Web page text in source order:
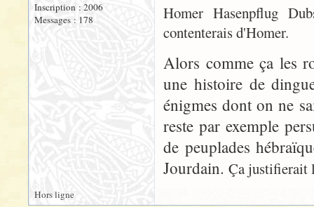
Inscription : 2006
Messages : 178
Homer Hasenpflug
contenterais d'Homer.
Alors comme ça les
une histoire de
énigmes dont on ne
reste par exemple
de peuplades
Jourdain. Ça justifierait
Hors ligne